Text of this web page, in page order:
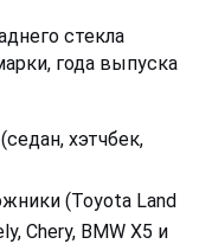
стекла
года выпуска
хэтчбек,
(Toyota Land
Chery, BMW X5 и